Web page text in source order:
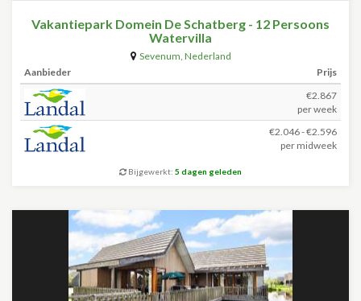
Vakantiepark Domein De Schatberg - 12 Persoons
Watervilla
Sevenum, Nederland
Aanbieder
Prijs
€2.867
per week
€2.046 - €2.596
per midweek
Bijgewerkt: 5 dagen geleden